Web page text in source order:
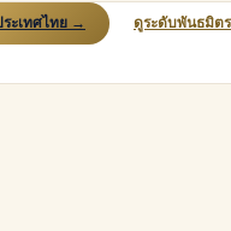
ะเทศไทย → ดูระดับพันธมิต